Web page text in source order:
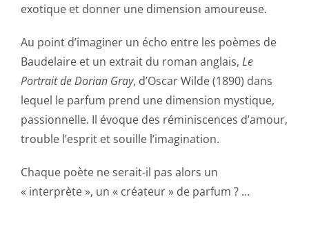
exotique et donner une dimension amoureuse.
Au point d’imaginer un écho entre les poèmes de
Baudelaire et un extrait du roman anglais, Le
Portrait de Dorian Gray, d’Oscar Wilde (1890) dans
lequel le parfum prend une dimension mystique,
passionnelle. Il évoque des réminiscences d’amour,
trouble l’esprit et souille l’imagination.
Chaque poète ne serait-il pas alors un
« interprète », un « créateur » de parfum ? …